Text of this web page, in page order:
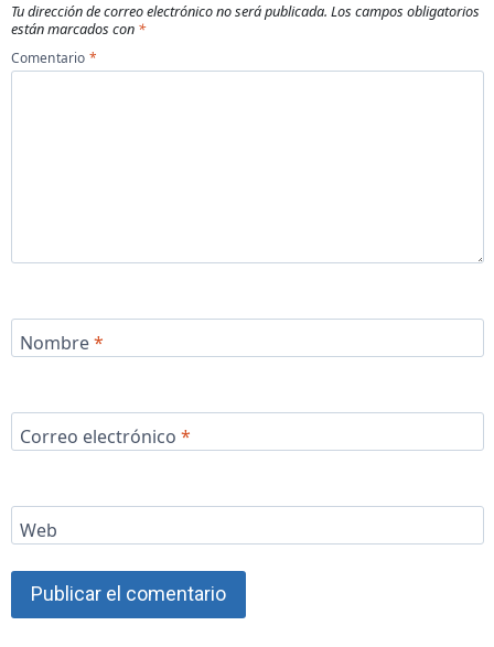
Tu dirección de correo electrónico no será publicada. Los campos obligatorios
están marcados con *
Comentario *
Nombre*
Correo electrónico *
Web